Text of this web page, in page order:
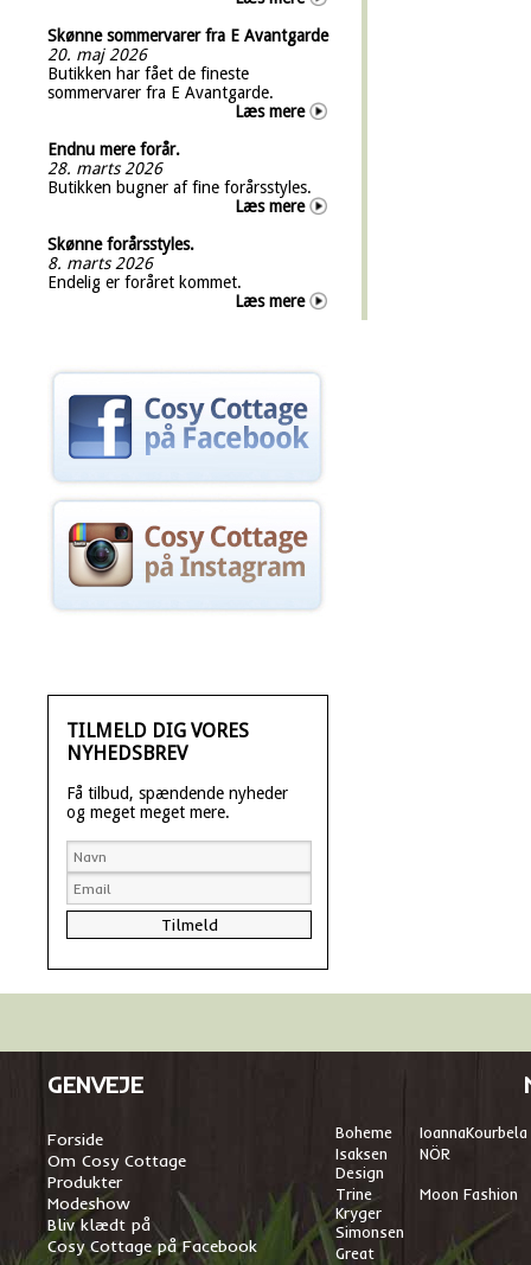
Skønne sommervarer fra E Avantgarde
20. maj 2026
Butikken har fået de fineste
sommervarer fra E Avantgarde.
Læs mere
Endnu mere forår.
28. marts 2026
Butikken bugner af fine forårsstyles.
Læs mere
Skønne forårsstyles.
8. marts 2026
Endelig er foråret kommet.
Læs mere
TILMELD DIG VORES
NYHEDSBREV
Få tilbud, spændende nyheder
og meget meget mere.
GENVEJE
Forside
Om Cosy Cottage
Produkter
Modeshow
Bliv klædt på
Cosy Cottage på Facebook
Boheme IoannaKourbela
Isaksen
Design
NÖR
Trine
Kryger
Simonsen
Moon Fashion
Great